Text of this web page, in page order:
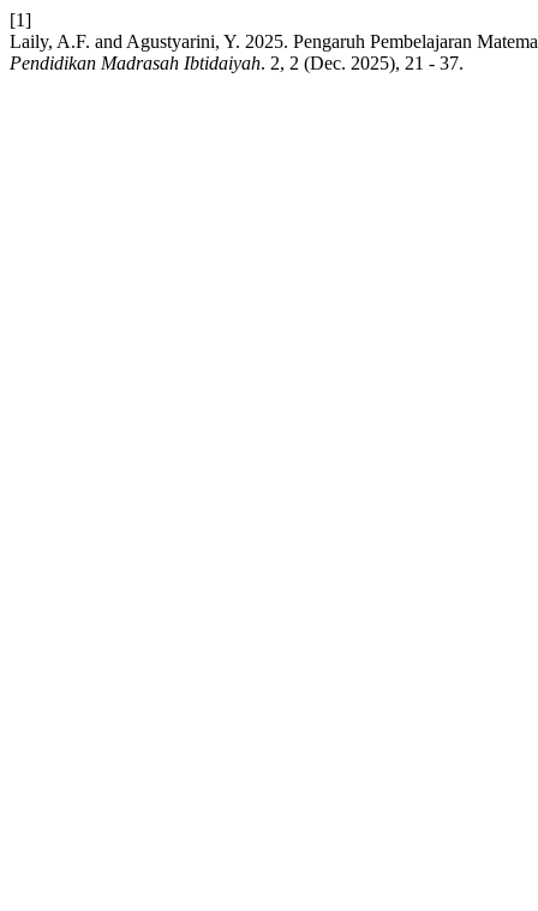
[1]
Laily, A.F. and Agustyarini, Y. 2025. Pengaruh Pembelajaran
Pendidikan Madrasah Ibtidaiyah. 2, 2 (Dec. 2025), 21 - 37.